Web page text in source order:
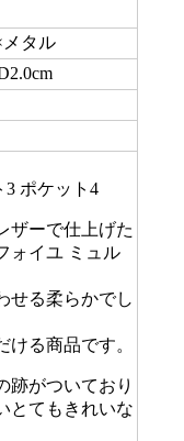
タル
3 ポケット4
ザーで仕上げた
ォイユ ミュル
せる柔らかでし
る商品です。
跡がついており
とてもきれいな